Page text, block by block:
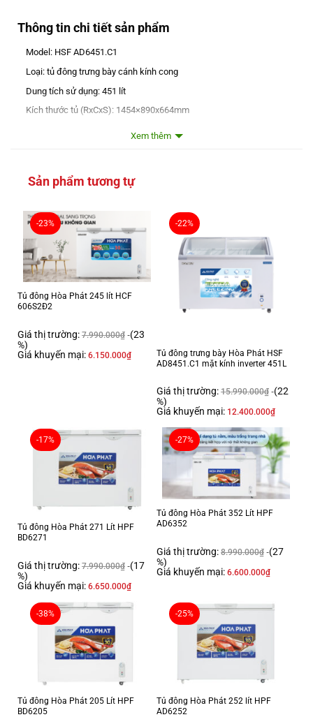
Thông tin chi tiết sản phẩm
Model: HSF AD6451.C1
Loại: tủ đông trưng bày cánh kính cong
Dung tích sử dụng: 451 lít
Kích thước tủ (RxCxS): 1454×890x664mm
Dàn lạnh: ống đồng
Công nghệ Extra Freezing, hiển thị nhiệt độ, cảnh báo lỗi
Công nghệ làm lạnh: trực tiếp,
Mầu săc: thân tủ mầu trắng, viền cánh mầu ghi
Số giỏ treo: 06 chiếc
Đèn chiếu sáng: LED
Gas: R290a
Công suất: 145W
Bảo hành: 30 tháng
TỦ ĐÔNG CHƯNG BÀY CÁNH KÍNH-TRƯNG BÀY ĐẸP MẮT CHUẨN
CÔNG NGHỆ EXTRA FREEZING
Hoà phát tự hào tiên phong đặt nền
móng công nghệ đông sâu – 30 độ C -extra freezing bằng sự kết hợp
giữa công xuất máy nén khoẻ, dàn lạnh siêu bền dẫn nhiệt tốt và GAS
R600a hiệu xuất làm lạnh cao, thân thiện môi trường giúp tủ đông hoà
phát đạt độ lạnh sâu lên tới -30 độ c, gấp 2 lần so với tủ thông thường.
Xem thêm
Sản phẩm tương tự
-23%
Tủ đông Hòa Phát 245 lít HCF
606S2Đ2
Giá thị trường: 7.990.000₫ (23
%)
Giá khuyến mại: 6.150.000₫
-22%
Tủ đông trưng bày Hòa Phát HSF
AD8451.C1 mặt kính inverter 451L
Giá thị trường: 15.990.000₫ (22
%)
Giá khuyến mại: 12.400.000₫
-17%
Tủ đông Hòa Phát 271 Lít HPF
BD6271
Giá thị trường: 7.990.000₫ (17
%)
Giá khuyến mại: 6.650.000₫
-27%
Tủ đông Hòa Phát 352 Lít HPF
AD6352
Giá thị trường: 8.990.000₫ (27
%)
Giá khuyến mại: 6.600.000₫
-38%
Tủ đông Hòa Phát 205 Lít HPF
BD6205
-25%
Tủ đông Hòa Phát 252 lít HPF
AD6252